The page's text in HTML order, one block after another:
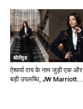
बॉलीवुड
ऐश्वर्या राय के नाम जुड़ी एक और
बड़ी उपलब्धि, JW Marriott...